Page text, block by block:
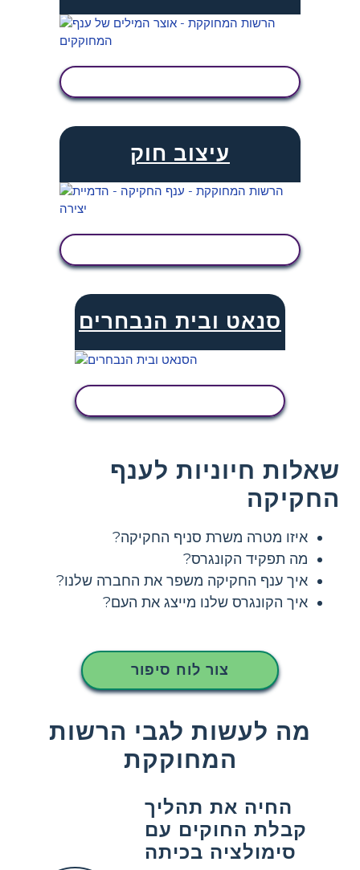
עיצוב חוק
סנאט ובית הנבחרים
שאלות חיוניות לענף
החקיקה
איזו מטרה משרת סניף החקיקה?
מה תפקיד הקונגרס?
איך ענף החקיקה משפר את החברה שלנו?
איך הקונגרס שלנו מייצג את העם?
צור לוח סיפור
מה לעשות לגבי הרשות
המחוקקת
החיה את תהליך
קבלת החוקים עם
סימולציה בכיתה